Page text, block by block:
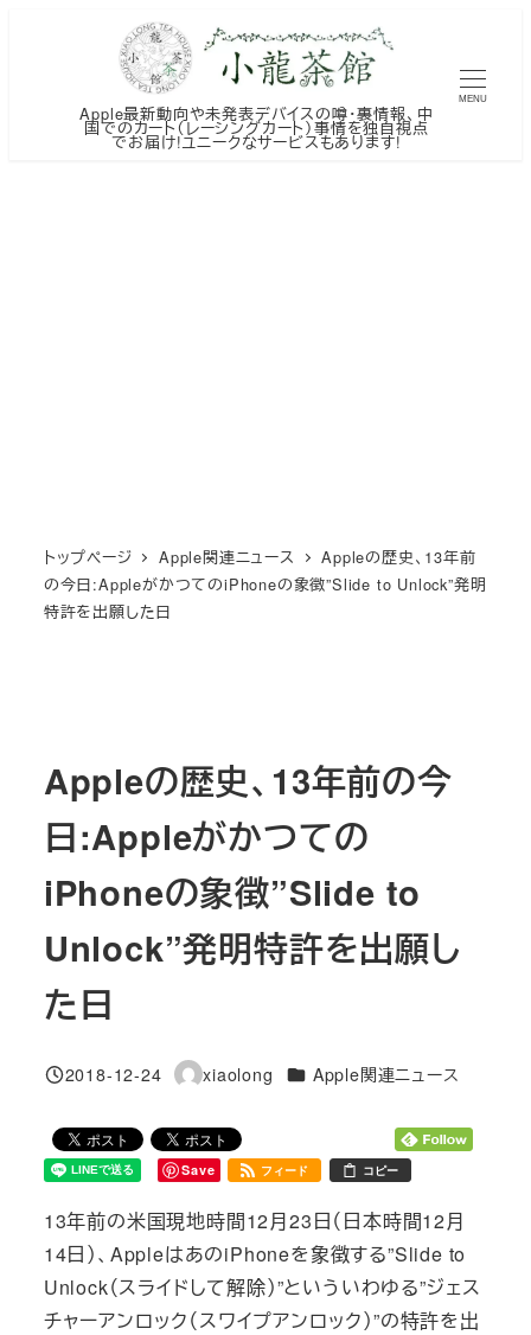
Apple最新動向や未発表デバイスの噂・裏情報、中
国でのカート（レーシングカート）事情を独自視点
でお届け!ユニークなサービスもあります!
MENU
トップページ Apple関連ニュース
Appleの歴史、13年前
の今日:AppleがかつてのiPhoneの象徴”Slide to Unlock”発明
特許を出願した日
Appleの歴史、13年前の今
日:Appleがかつての
iPhoneの象徴”Slide to
Unlock”発明特許を出願し
た日
投稿日
2018-12-24
著
xiaolong カテゴリー
Apple関連ニュース
Save フィード コピー
13年前の米国現地時間12月23日（日本時間12月
14日）、AppleはあのiPhoneを象徴する”Slide to
Unlock（スライドして解除）”といういわゆる”ジェス
チャーアンロック（スワイプアンロック）”の特許を出